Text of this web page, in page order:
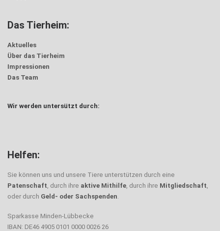
Das Tierheim:
Aktuelles
Über das Tierheim
Impressionen
Das Team
Wir werden untersützt durch:
Helfen:
Sie können uns und unsere Tiere unterstützen durch eine
Patenschaft, durch ihre aktive Mithilfe, durch ihre Mitgliedschaft,
oder durch Geld- oder Sachspenden.
Sparkasse Minden-Lübbecke
IBAN: DE46 4905 0101 0000 0026 26